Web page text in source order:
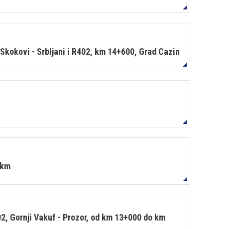
- Srbljani i R402, km 14+600, Grad Cazin
Gornji Vakuf - Prozor, od km 13+000 do km